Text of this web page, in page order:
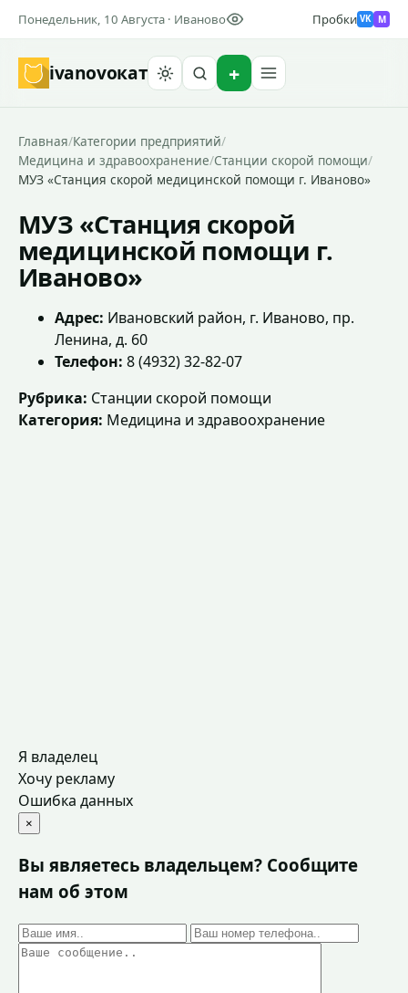
Понедельник, 10 Августа · Иваново Пробки VK M
ivanovoкат
Главная/Категории предприятий/
Медицина и здравоохранение/Станции скорой помощи/
МУЗ «Станция скорой медицинской помощи г. Иваново»
МУЗ «Станция скорой
медицинской помощи г.
Иваново»
Адрес: Ивановский район, г. Иваново, пр.
Ленина, д. 60
Телефон: 8 (4932) 32-82-07
Рубрика: Станции скорой помощи
Категория: Медицина и здравоохранение
Я владелец
Хочу рекламу
Ошибка данных
×
Вы являетесь владельцем? Сообщите
нам об этом